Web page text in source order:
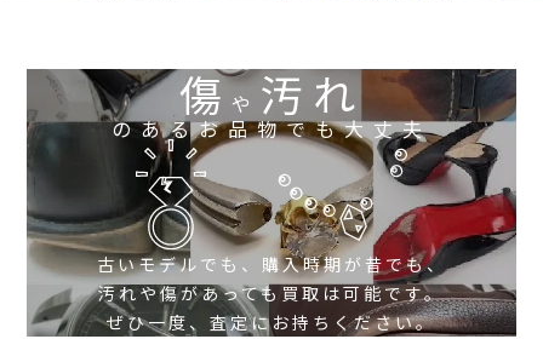
傷や 汚れ
のあるお品物でも大丈夫
古いモデルでも、購入時期が昔でも、
汚れや傷があっても買取は可能です。
ぜひ一度、査定にお持ちください。